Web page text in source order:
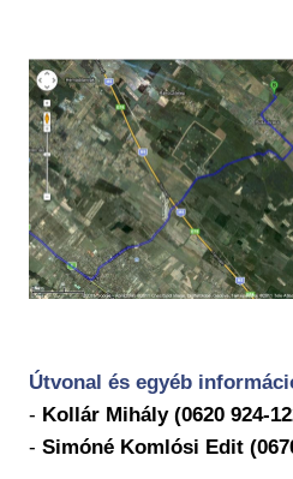
Útvonal és egyéb
- Kollár Mihály (0620 924-
- Simóné Komlósi Edit